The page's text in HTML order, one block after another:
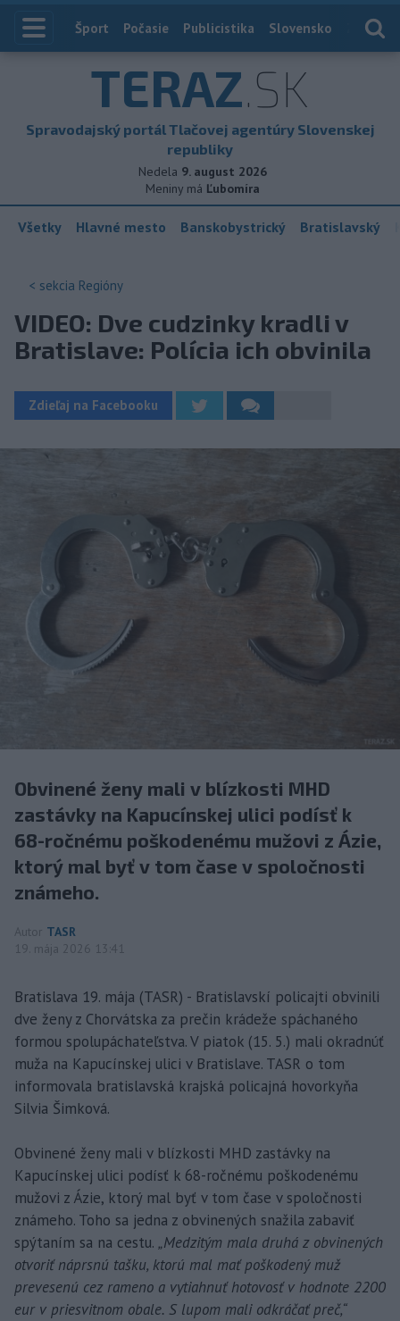
Index
Šport Počasie Publicistika Slovensko
TERAZ.SK
Spravodajský portál Tlačovej agentúry Slovenskej
republiky
Nedela 9. august 2026
Meniny má Ľubomíra
Všetky Hlavné mesto Banskobystrický Bratislavský
< sekcia Regióny
VIDEO: Dve cudzinky kradli v
Bratislave: Polícia ich obvinila
Zdieľaj na Facebooku
Obvinené ženy mali v blízkosti MHD
zastávky na Kapucínskej ulici podísť k
68-ročnému poškodenému mužovi z Ázie,
ktorý mal byť v tom čase v spoločnosti
známeho.
Autor TASR
19. mája 2026 13:41
Bratislava 19. mája (TASR) - Bratislavskí policajti obvinili
dve ženy z Chorvátska za prečin krádeže spáchaného
formou spolupáchateľstva. V piatok (15. 5.) mali okradnúť
muža na Kapucínskej ulici v Bratislave. TASR o tom
informovala bratislavská krajská policajná hovorkyňa
Silvia Šimková.
Obvinené ženy mali v blízkosti MHD zastávky na
Kapucínskej ulici podísť k 68-ročnému poškodenému
mužovi z Ázie, ktorý mal byť v tom čase v spoločnosti
známeho. Toho sa jedna z obvinených snažila zabaviť
spýtaním sa na cestu. „Medzitým mala druhá z obvinených
otvoriť náprsnú tašku, ktorú mal mať poškodený muž
prevesenú cez rameno a vytiahnuť hotovosť v hodnote 2200
eur v priesvitnom obale. S lupom mali odkráčať preč,“